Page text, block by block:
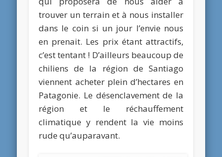
trouver un terrain et à nous installer
dans le coin si un jour l’envie nous
en prenait. Les prix étant attractifs,
c’est tentant ! D’ailleurs beaucoup de
chiliens de la région de Santiago
viennent acheter plein d’hectares en
Patagonie. Le désenclavement de la
région et le réchauffement
climatique y rendent la vie moins
rude qu’auparavant.